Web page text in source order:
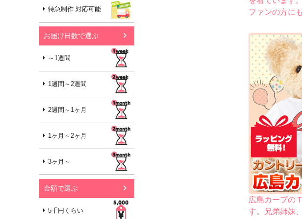
特急制作 対応可能
お届け日数で選ぶ
～1週間
1週間～2週間
2週間～1ヶ月
1ヶ月～2ヶ月
3ヶ月～
金額で選ぶ
5千円くらい
ファンの方に
広島カープの
す。兄弟姉妹